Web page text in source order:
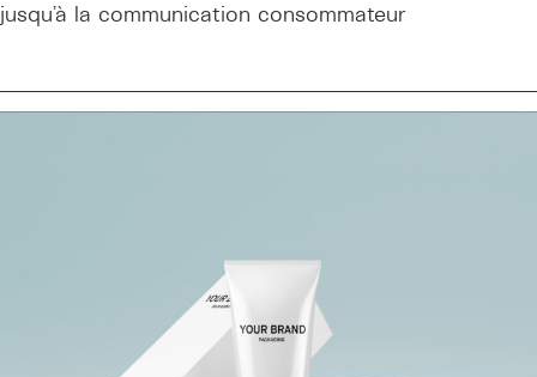
jusqu’à la communication consommateur